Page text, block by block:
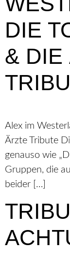
DIE
& DIE
Alex im
Ärzte Tribute
genauso wie
Gruppen, die
beider […]